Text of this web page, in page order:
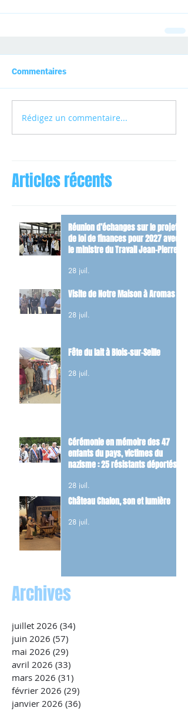
Commentaires
Rédigez un commentaire...
Articles récents
Réunion d’échanges sur le projet
de loi de finances pour 2027 avec
le ministre du Travail Jean-Pierre
28 juil.
Visite de Notre Maison à Aromas
28 juil.
Fête du lait à Blois-sur-Seille
28 juil.
Cérémonie en mémoire des 47
enfants du pays, victimes du
nazisme : 25 résistants déportés
maquis.
28 juil.
Château Chalon, son et lumière
28 juil.
Archives
juillet 2026 (34)
juin 2026 (57)
mai 2026 (29)
avril 2026 (33)
mars 2026 (31)
février 2026 (29)
janvier 2026 (36)